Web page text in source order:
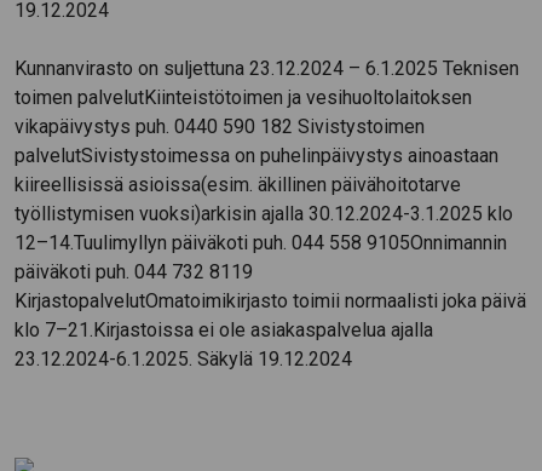
19.12.2024
Kunnanvirasto on suljettuna 23.12.2024 – 6.1.2025 Teknisen
toimen palvelutKiinteistötoimen ja vesihuoltolaitoksen
vikapäivystys puh. 0440 590 182 Sivistystoimen
palvelutSivistystoimessa on puhelinpäivystys ainoastaan
kiireellisissä asioissa(esim. äkillinen päivähoitotarve
työllistymisen vuoksi)arkisin ajalla 30.12.2024-3.1.2025 klo
12–14.Tuulimyllyn päiväkoti puh. 044 558 9105Onnimannin
päiväkoti puh. 044 732 8119
KirjastopalvelutOmatoimikirjasto toimii normaalisti joka päivä
klo 7–21.Kirjastoissa ei ole asiakaspalvelua ajalla
23.12.2024-6.1.2025. Säkylä 19.12.2024